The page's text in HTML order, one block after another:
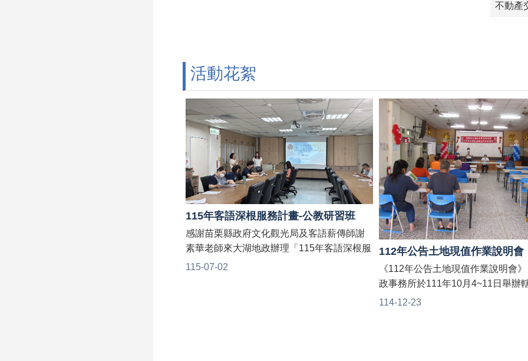
不動產
活動花絮
115年客語深根服務計畫-公教研習班
115-07-02
感謝苗栗縣政府文化觀光局及客語薪傳師謝
素華老師來大湖地政辦理「115年客語深根服
務計畫-公教研習班」👏👏 老師授課生動活
112年公告土地現值作業說明會
114-12-23
《112年公告土地現值作業說明會
政事務所於111年10月4~11日舉辦
鎮(大湖、卓蘭、獅潭、泰安) 由苗